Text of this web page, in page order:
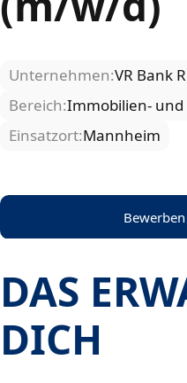
Unternehmen:VR Bank
Bereich:Immobilien-
Einsatzort:Mannheim
Bewerben
DAS
DICH